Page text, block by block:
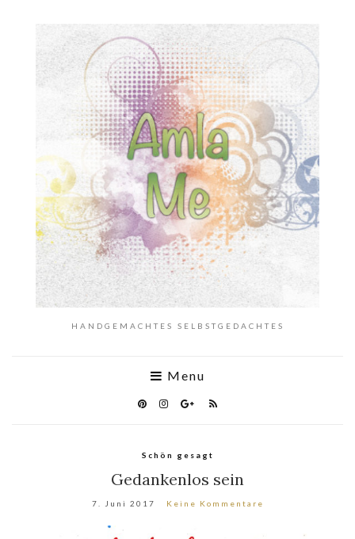
HANDGEMACHTES SELBSTGEDACHTES
Menu
Schön gesagt
Gedankenlos sein
7. Juni 2017 Keine Kommentare